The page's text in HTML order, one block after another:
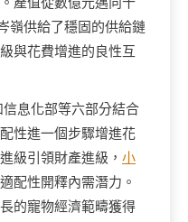
嶺供給了穩固的供給鏈
與花費增進的良性互
息化部等六部分結合
性進一個步驟增進花
級引領財產進級， 小
配性開釋內需潛力。
的寵物經濟範疇獲得